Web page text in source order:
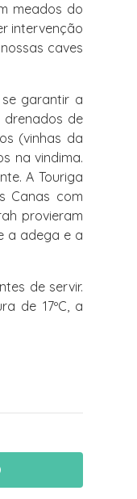
meados do
intervenção
caves
garantir a
drenados de
(vinhas da
na vindima.
A Touriga
Canas com
provieram
a adega e a
de servir.
de 17ºC, a